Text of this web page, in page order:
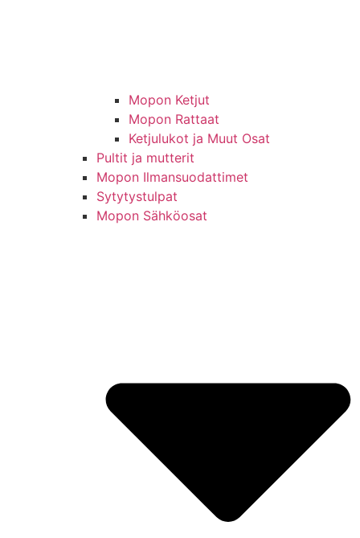
Mopon Ketjut
Mopon Rattaat
Ketjulukot ja Muut Osat
Pultit ja mutterit
Mopon Ilmansuodattimet
Sytytystulpat
Mopon Sähköosat